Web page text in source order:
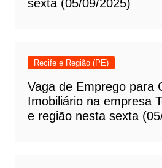
sexta (05/09/2025)
Recife e Região (PE)
Vaga de Emprego para
Imobiliário na empresa
e região nesta sexta